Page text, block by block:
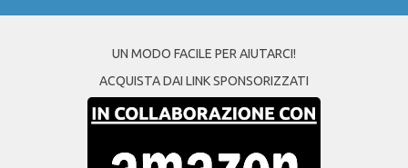
UN MODO FACILE PER AIUTARCI!
ACQUISTA DAI LINK SPONSORIZZATI